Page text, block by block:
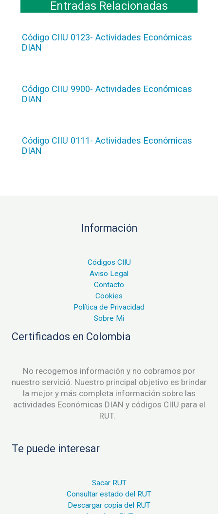
Entradas Relacionadas
Código CIIU 0123- Actividades Económicas
DIAN
Código CIIU 9900- Actividades Económicas
DIAN
Código CIIU 0111- Actividades Económicas
DIAN
Información
Códigos CIIU
Aviso Legal
Contacto
Cookies
Política de Privacidad
Sobre Mi
Certificados en Colombia
No recogemos información y no cobramos por
nuestro servició. Nuestro principal objetivo es brindar
la mejor y más completa información sobre las
actividades Económicas DIAN y códigos CIIU para el
RUT.
Te puede interesar
Sacar RUT
Consultar estado del RUT
Descargar copia del RUT